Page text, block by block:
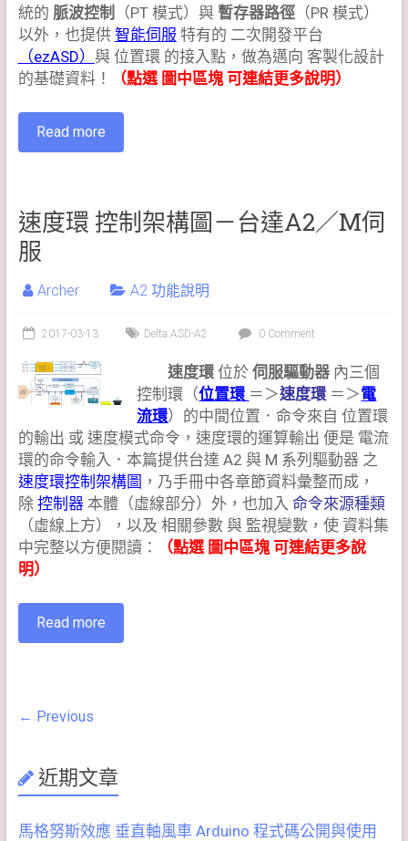
統的 脈波控制 （PT 模式）與 暫存器路徑（PR 模式）
以外，也提供 智能伺服 特有的 二次開發平台
（ezASD） 與 位置環 的接入點，做為邁向 客製化設計
的基礎資料！
（點選 圖中區塊 可連結更多說明）
Read more
速度環 控制架構圖－台達A2／M伺
服
Archer A2 功能說明
2017-03-13 Delta ASD-A2 0 Comment
速度環 位於 伺服驅動器 內三個
控制環（位置環 ＝＞速度環 ＝＞電
流環）的中間位置．命令來自 位置環
的輸出 或 速度模式命令，速度環的運算輸出 便是 電流
環的命令輸入．本篇提供台達 A2 與 M 系列驅動器 之
速度環控制架構圖 ，乃手冊中各章節資料彙整而成，
除 控制器 本體（虛線部分）外，也加入 命令來源種類
（虛線上方），以及 相關參數 與 監視變數，使 資料集
中完整以方便閱讀：
（點選 圖中區塊 可連結更多說
明）
Read more
← Previous
近期文章
馬格努斯效應 垂直軸風車 Arduino 程式碼公開與使用